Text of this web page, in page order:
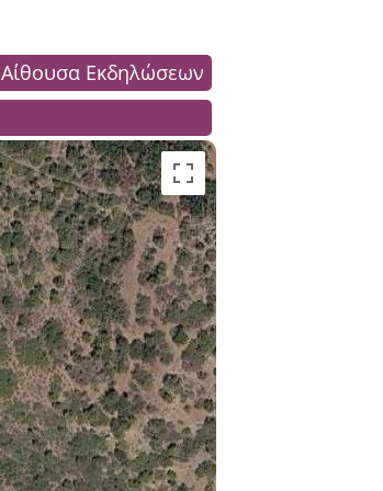
Αίθουσα Εκδηλώσεων